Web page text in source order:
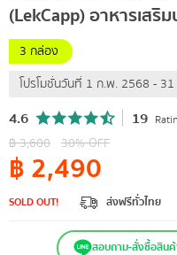
(LekCapp) อาหารเสริ
3 กล่อง
โปรโมชั่นวันที่ 1 ก.พ. 2568 -
4.6 19
฿3,600 30% OFF
฿2,490
SOLD OUT! ส่งฟรีทั่วไทย
สอบถาม-สั่งซื้อสิน